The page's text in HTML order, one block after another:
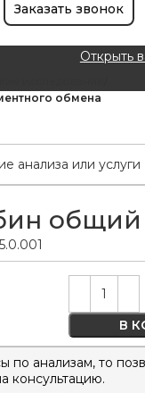
Заказать звонок
Открыть
обмена
общий
В
Alternative:
по анализам, то
консультацию.